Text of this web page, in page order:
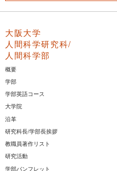
大阪大学
人間科学研究科/
人間科学部
概要
学部
学部英語コース
大学院
沿革
研究科長/学部長挨拶
教職員著作リスト
研究活動
学部パンフレット